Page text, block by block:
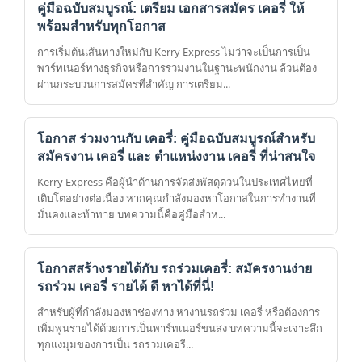
คู่มือฉบับสมบูรณ์: เตรียม เอกสารสมัคร เคอรี่ ให้
พร้อมสำหรับทุกโอกาส
การเริ่มต้นเส้นทางใหม่กับ Kerry Express ไม่ว่าจะเป็นการเป็น
พาร์ทเนอร์ทางธุรกิจหรือการร่วมงานในฐานะพนักงาน ล้วนต้อง
ผ่านกระบวนการสมัครที่สำคัญ การเตรียม...
โอกาส ร่วมงานกับ เคอรี่: คู่มือฉบับสมบูรณ์สำหรับ
สมัครงาน เคอรี่ และ ตําแหน่งงาน เคอรี่ ที่น่าสนใจ
Kerry Express คือผู้นำด้านการจัดส่งพัสดุด่วนในประเทศไทยที่
เติบโตอย่างต่อเนื่อง หากคุณกำลังมองหาโอกาสในการทำงานที่
มั่นคงและท้าทาย บทความนี้คือคู่มือสำห...
โอกาสสร้างรายได้กับ รถร่วมเคอรี่: สมัครงานง่าย
รถร่วม เคอรี่ รายได้ ดี หาได้ที่นี่!
สำหรับผู้ที่กำลังมองหาช่องทาง หางานรถร่วม เคอรี่ หรือต้องการ
เพิ่มพูนรายได้ด้วยการเป็นพาร์ทเนอร์ขนส่ง บทความนี้จะเจาะลึก
ทุกแง่มุมของการเป็น รถร่วมเคอรี...